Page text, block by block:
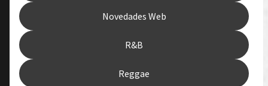
Novedades Web
R&B
Reggae